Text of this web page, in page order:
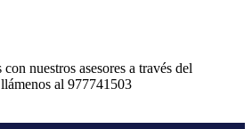
nuestros asesores a través del
al 977741503